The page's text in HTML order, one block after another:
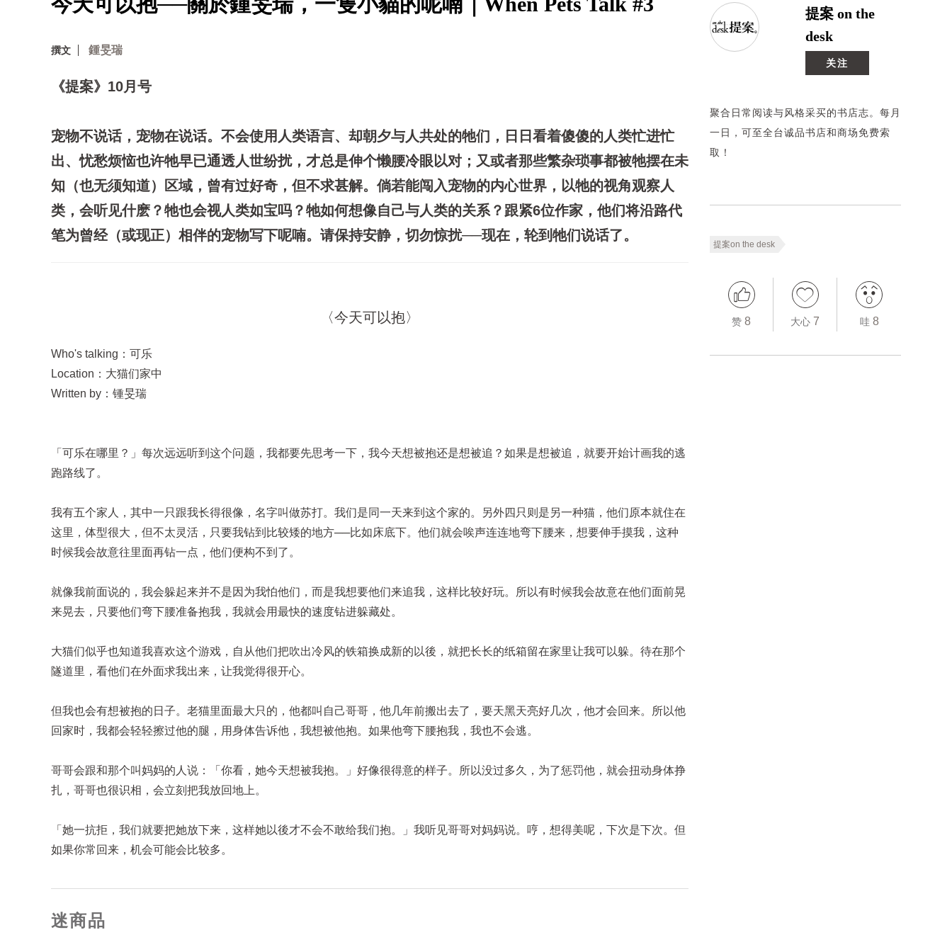
撰文 鍾旻瑞
《提案》10月号
宠物不说话，宠物在说话。不会使用人类语言、却朝夕与人共处的牠们，日日看着傻傻的人类忙进忙
出、忧愁烦恼也许牠早已通透人世纷扰，才总是伸个懒腰冷眼以对；又或者那些繁杂琐事都被牠摆在未
知（也无须知道）区域，曾有过好奇，但不求甚解。倘若能闯入宠物的内心世界，以牠的视角观察人
类，会听见什麽？牠也会视人类如宝吗？牠如何想像自己与人类的关系？跟紧6位作家，他们将沿路代
笔为曾经（或现正）相伴的宠物写下呢喃。请保持安静，切勿惊扰──现在，轮到牠们说话了。
〈今天可以抱〉
Who's talking：可乐
Location：大猫们家中
Written by：锺旻瑞
「可乐在哪里？」每次远远听到这个问题，我都要先思考一下，我今天想被抱还是想被追？如果是想被追，就要开始计画我的逃
跑路线了。
我有五个家人，其中一只跟我长得很像，名字叫做苏打。我们是同一天来到这个家的。另外四只则是另一种猫，他们原本就住在
这里，体型很大，但不太灵活，只要我钻到比较矮的地方──比如床底下。他们就会唉声连连地弯下腰来，想要伸手摸我，这种
时候我会故意往里面再钻一点，他们便构不到了。
就像我前面说的，我会躲起来并不是因为我怕他们，而是我想要他们来追我，这样比较好玩。所以有时候我会故意在他们面前晃
来晃去，只要他们弯下腰准备抱我，我就会用最快的速度钻进躲藏处。
大猫们似乎也知道我喜欢这个游戏，自从他们把吹出冷风的铁箱换成新的以後，就把长长的纸箱留在家里让我可以躲。待在那个
隧道里，看他们在外面求我出来，让我觉得很开心。
但我也会有想被抱的日子。老猫里面最大只的，他都叫自己哥哥，他几年前搬出去了，要天黑天亮好几次，他才会回来。所以他
回家时，我都会轻轻擦过他的腿，用身体告诉他，我想被他抱。如果他弯下腰抱我，我也不会逃。
哥哥会跟和那个叫妈妈的人说：「你看，她今天想被我抱。」好像很得意的样子。所以没过多久，为了惩罚他，就会扭动身体挣
扎，哥哥也很识相，会立刻把我放回地上。
「她一抗拒，我们就要把她放下来，这样她以後才不会不敢给我们抱。」我听见哥哥对妈妈说。哼，想得美呢，下次是下次。但
如果你常回来，机会可能会比较多。
提案 on the
desk
关注
聚合日常阅读与风格采买的书店志。每月
一日，可至全台诚品书店和商场免费索
取！
提案on the desk
赞 8 大心 7 哇 8
迷商品